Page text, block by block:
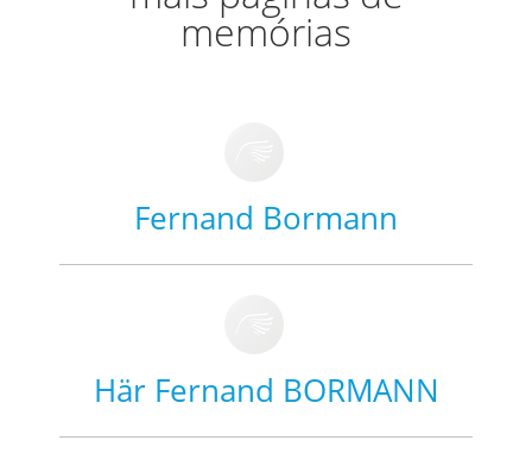
memórias
Fernand Bormann
Här Fernand BORMANN